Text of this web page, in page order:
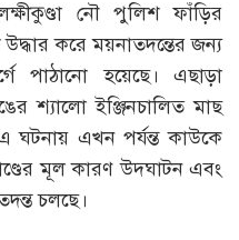
নৌ পুলিশ ফাঁড়ির
করে ময়নাতদন্তের জন্য
পাঠানো হয়েছে। এছাড়া
শ্যালো ইঞ্জিনচালিত মাছ
ঘটনায় এখন পর্যন্ত কাউকে
মূল কারণ উদ্ঘাটন এবং
চলছে।